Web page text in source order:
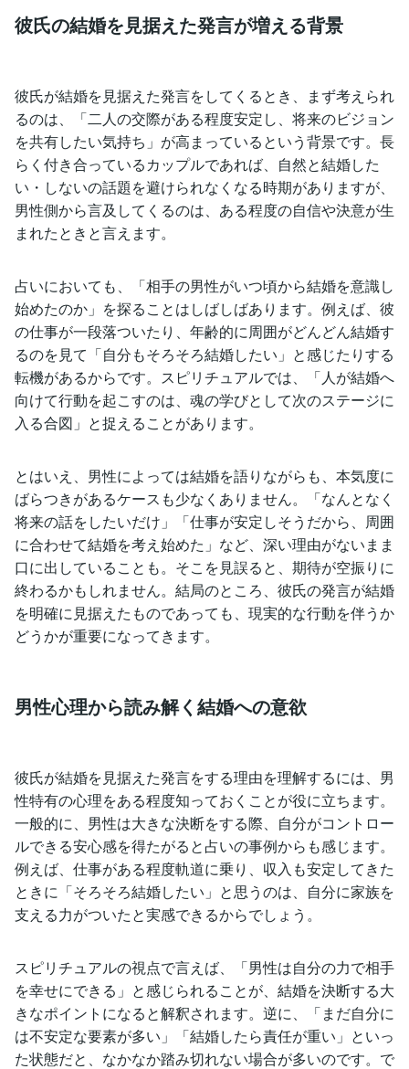
彼氏の結婚を見据えた発言が増える背景
彼氏が結婚を見据えた発言をしてくるとき、まず考えられ
るのは、「二人の交際がある程度安定し、将来のビジョン
を共有したい気持ち」が高まっているという背景です。長
らく付き合っているカップルであれば、自然と結婚した
い・しないの話題を避けられなくなる時期がありますが、
男性側から言及してくるのは、ある程度の自信や決意が生
まれたときと言えます。
占いにおいても、「相手の男性がいつ頃から結婚を意識し
始めたのか」を探ることはしばしばあります。例えば、彼
の仕事が一段落ついたり、年齢的に周囲がどんどん結婚す
るのを見て「自分もそろそろ結婚したい」と感じたりする
転機があるからです。スピリチュアルでは、「人が結婚へ
向けて行動を起こすのは、魂の学びとして次のステージに
入る合図」と捉えることがあります。
とはいえ、男性によっては結婚を語りながらも、本気度に
ばらつきがあるケースも少なくありません。「なんとなく
将来の話をしたいだけ」「仕事が安定しそうだから、周囲
に合わせて結婚を考え始めた」など、深い理由がないまま
口に出していることも。そこを見誤ると、期待が空振りに
終わるかもしれません。結局のところ、彼氏の発言が結婚
を明確に見据えたものであっても、現実的な行動を伴うか
どうかが重要になってきます。
男性心理から読み解く結婚への意欲
彼氏が結婚を見据えた発言をする理由を理解するには、男
性特有の心理をある程度知っておくことが役に立ちます。
一般的に、男性は大きな決断をする際、自分がコントロー
ルできる安心感を得たがると占いの事例からも感じます。
例えば、仕事がある程度軌道に乗り、収入も安定してきた
ときに「そろそろ結婚したい」と思うのは、自分に家族を
支える力がついたと実感できるからでしょう。
スピリチュアルの視点で言えば、「男性は自分の力で相手
を幸せにできる」と感じられることが、結婚を決断する大
きなポイントになると解釈されます。逆に、「まだ自分に
は不安定な要素が多い」「結婚したら責任が重い」といっ
た状態だと、なかなか踏み切れない場合が多いのです。で